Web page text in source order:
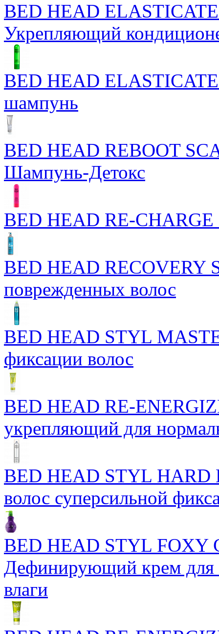
BED HEAD
Укрепляющий
BED HEAD
шампунь
BED HEAD REBOOT
Шампунь-Детокс
BED HEAD RE-
BED HEAD RECOVERY
поврежденных волос
BED HEAD STYL
фиксации волос
BED HEAD RE-
укрепляющий для
BED HEAD STYL HARD
волос суперсильной
BED HEAD STYL FOXY
Дефинирующий крем для
влаги